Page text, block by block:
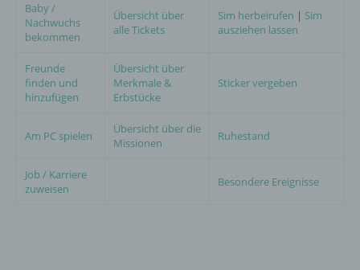
Baby /
Nachwuchs
bekommen
Übersicht über
alle Tickets
Sim herbeirufen | Sim
ausziehen lassen
Freunde
finden und
hinzufügen
Übersicht über
Merkmale &
Erbstücke
Sticker vergeben
Am PC spielen
Übersicht über die
Missionen
Ruhestand
Job / Karriere
zuweisen
Besondere Ereignisse